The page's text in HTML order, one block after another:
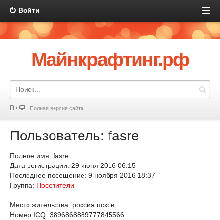
Войти
Майнкрафтинг.рф
Полная версия сайта
Пользователь: fasre
Полное имя: fasre
Дата регистрации: 29 июня 2016 06:15
Последнее посещение: 9 ноября 2016 18:37
Группа: Посетители
Место жительства: россия псков
Номер ICQ: 3896868889777845566